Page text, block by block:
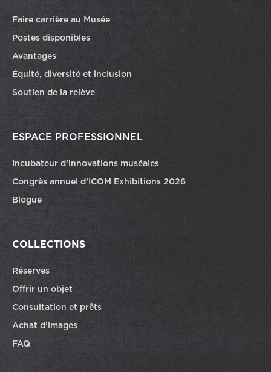
Faire carrière au Musée
Postes disponiblesCe lien ouvrira dans une autre fenêtre
Avantages
Équité, diversité et inclusion
Soutien de la relève
ESPACE PROFESSIONNEL
Incubateur d’innovations muséales
Congrès annuel d’ICOM Exhibitions 2026
Blogue
COLLECTIONS
Réserves
Offrir un objet
Consultation et prêts
Achat d’images
FAQ